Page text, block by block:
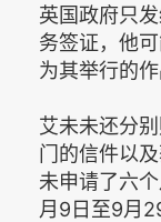
英国政府只
务签证，他
为其举行的作
艾未未还分
门的信件以
未申请了六
月9日至9月